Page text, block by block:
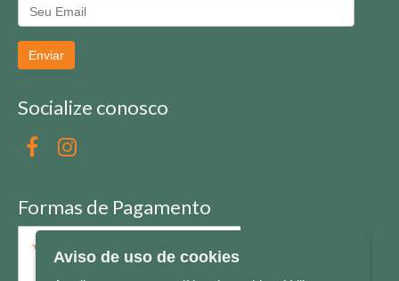
Enviar
Socialize conosco
Formas de Pagamento
Aviso de uso de cookies